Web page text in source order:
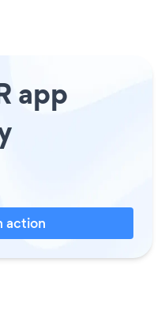
app
action